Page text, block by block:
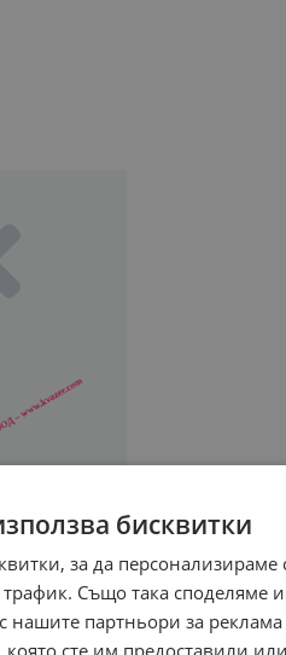
бисквитки
за да
Също така споделяме
нашите партньори за
сте им предоставили